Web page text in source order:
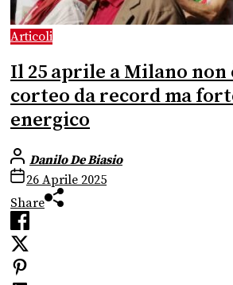
Articoli
Il 25 aprile a Milano non
corteo da record ma
energico
Danilo De Biasio
26 Aprile 2025
Share